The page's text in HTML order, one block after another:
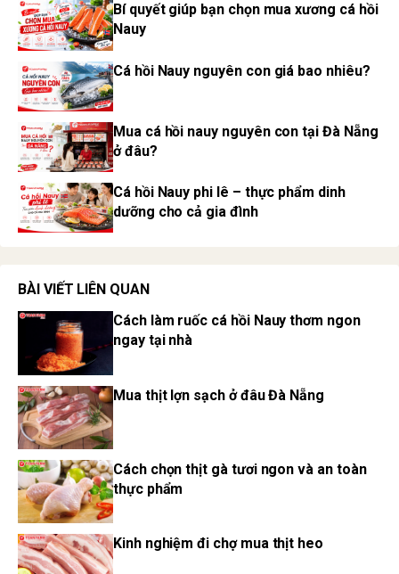
Bí quyết giúp bạn chọn mua xương cá hồi
Nauy
Cá hồi Nauy nguyên con giá bao nhiêu?
Mua cá hồi nauy nguyên con tại Đà Nẵng
ở đâu?
Cá hồi Nauy phi lê – thực phẩm dinh
dưỡng cho cả gia đình
BÀI VIẾT LIÊN QUAN
Cách làm ruốc cá hồi Nauy thơm ngon
ngay tại nhà
Mua thịt lợn sạch ở đâu Đà Nẵng
Cách chọn thịt gà tươi ngon và an toàn
thực phẩm
Kinh nghiệm đi chợ mua thịt heo